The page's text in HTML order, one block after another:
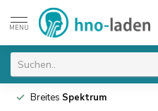
MENU
Breites Spektrum